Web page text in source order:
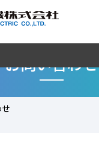
お問い合わせ